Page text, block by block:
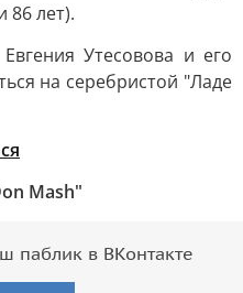
лет).
Утесовова и его
на серебристой "Ладе
Mash"
паблик в ВКонтакте